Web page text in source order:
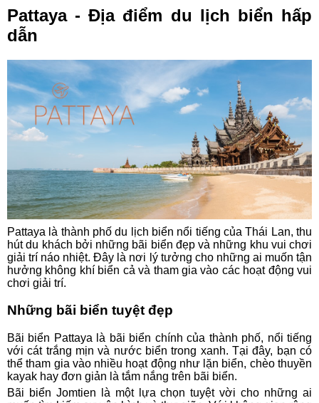
Pattaya - Địa điểm du lịch biển hấp
dẫn
Pattaya là thành phố du lịch biển nổi tiếng của Thái Lan, thu
hút du khách bởi những bãi biển đẹp và những khu vui chơi
giải trí náo nhiệt. Đây là nơi lý tưởng cho những ai muốn tận
hưởng không khí biển cả và tham gia vào các hoạt động vui
chơi giải trí.
Những bãi biển tuyệt đẹp
Bãi biển Pattaya là bãi biển chính của thành phố, nổi tiếng
với cát trắng mịn và nước biển trong xanh. Tại đây, bạn có
thể tham gia vào nhiều hoạt động như lặn biển, chèo thuyền
kayak hay đơn giản là tắm nắng trên bãi biển.
Bãi biển Jomtien là một lựa chọn tuyệt vời cho những ai